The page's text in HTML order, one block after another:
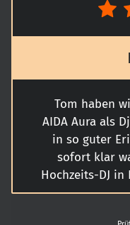
hinaus geht
Brautpaar
ein und setzt
ist man auf
Tom haben
AIDA Aura als
in so guter
sofort klar
Hochzeits-DJ in
und Tom für